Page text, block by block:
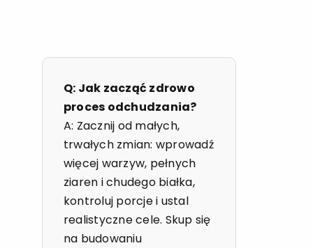
Q: Jak zacząć zdrowo
proces odchudzania?
A: Zacznij od małych,
trwałych zmian: wprowadź
więcej warzyw, pełnych
ziaren i chudego białka,
kontroluj porcje i ustal
realistyczne cele. Skup się
na budowaniu